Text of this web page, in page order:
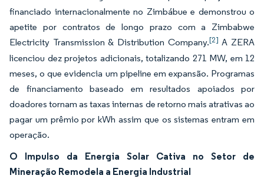
financiado internacionalmente no Zimbábue e demonstrou o
apetite por contratos de longo prazo com a Zimbabwe
Electricity Transmission & Distribution Company.[2] A ZERA
licenciou dez projetos adicionais, totalizando 271 MW, em 12
meses, o que evidencia um pipeline em expansão. Programas
de financiamento baseado em resultados apoiados por
doadores tornam as taxas internas de retorno mais atrativas ao
pagar um prêmio por kWh assim que os sistemas entram em
operação.
O Impulso da Energia Solar Cativa no Setor de
Mineração Remodela a Energia Industrial